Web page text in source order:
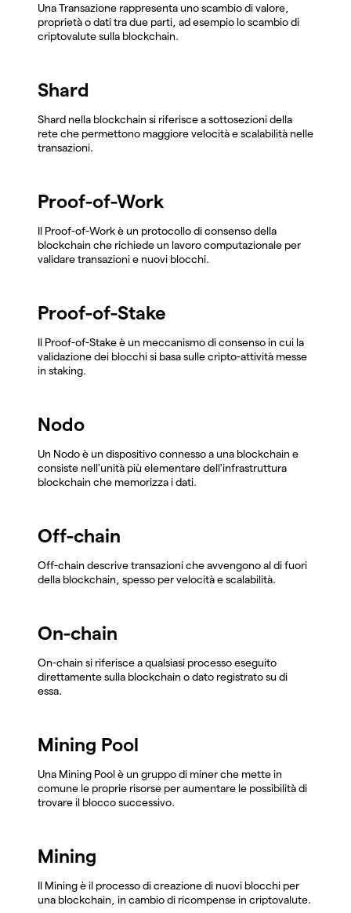
Una Transazione rappresenta uno scambio di valore,
proprietà o dati tra due parti, ad esempio lo scambio di
criptovalute sulla blockchain.
Shard
Shard nella blockchain si riferisce a sottosezioni della
rete che permettono maggiore velocità e scalabilità nelle
transazioni.
Proof-of-Work
Il Proof-of-Work è un protocollo di consenso della
blockchain che richiede un lavoro computazionale per
validare transazioni e nuovi blocchi.
Proof-of-Stake
Il Proof-of-Stake è un meccanismo di consenso in cui la
validazione dei blocchi si basa sulle cripto-attività messe
in staking.
Nodo
Un Nodo è un dispositivo connesso a una blockchain e
consiste nell'unità più elementare dell'infrastruttura
blockchain che memorizza i dati.
Off-chain
Off-chain descrive transazioni che avvengono al di fuori
della blockchain, spesso per velocità e scalabilità.
On-chain
On-chain si riferisce a qualsiasi processo eseguito
direttamente sulla blockchain o dato registrato su di
essa.
Mining Pool
Una Mining Pool è un gruppo di miner che mette in
comune le proprie risorse per aumentare le possibilità di
trovare il blocco successivo.
Mining
Il Mining è il processo di creazione di nuovi blocchi per
una blockchain, in cambio di ricompense in criptovalute.